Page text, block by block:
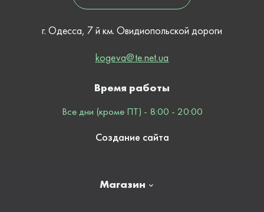
г. Одесса, 7 й км. Овидиопольской дороги
kogeva@te.net.ua
Магазин
Время работы
Все дни (кроме ПТ) - 8:00 - 20:00
Создание сайта